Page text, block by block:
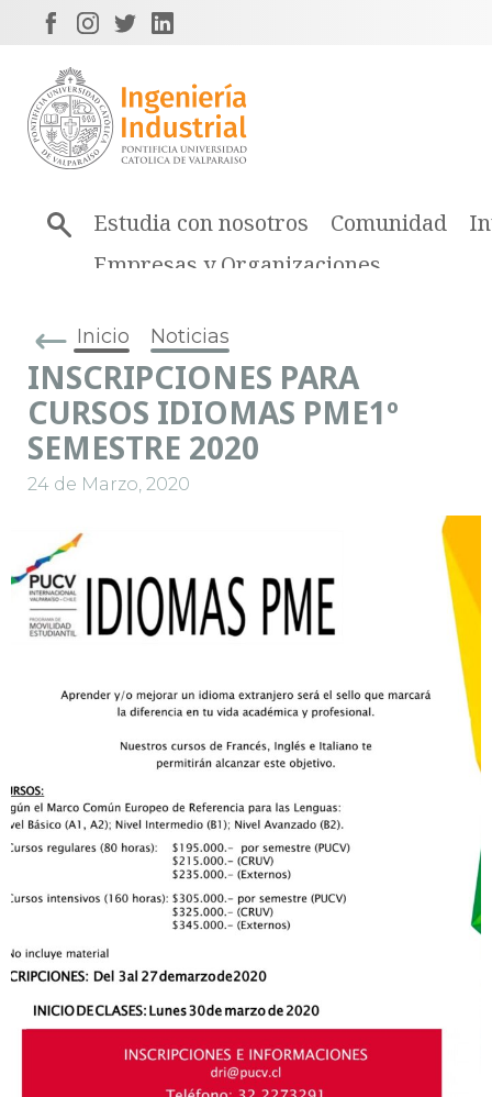
Estudia con nosotros Comunidad
Empresas y Organizaciones
Inicio Noticias
INSCRIPCIONES PARA
CURSOS IDIOMAS PME1º
SEMESTRE 2020
24 de Marzo, 2020